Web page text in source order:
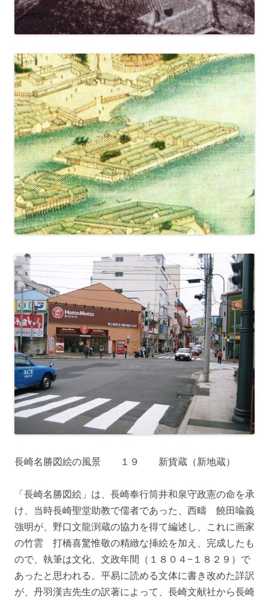
長崎名勝図絵の風景 １９ 新貨蔵（新地蔵）
「長崎名勝図絵」は、長崎奉行筒井和泉守政憲の命を承
け、当時長崎聖堂助教で儒者であった、西疇 饒田喩義
強明が、野口文龍渕蔵の協力を得て編述し、これに画家
の竹雲 打橋喜驚惟敬の精緻な挿絵を加え、完成したも
ので、執筆は文化、文政年間（１８０４−１８２９）で
あったと思われる。平易に読める文体に書き改めた詳訳
が、丹羽漢吉先生の訳著によって、長崎文献社から長崎